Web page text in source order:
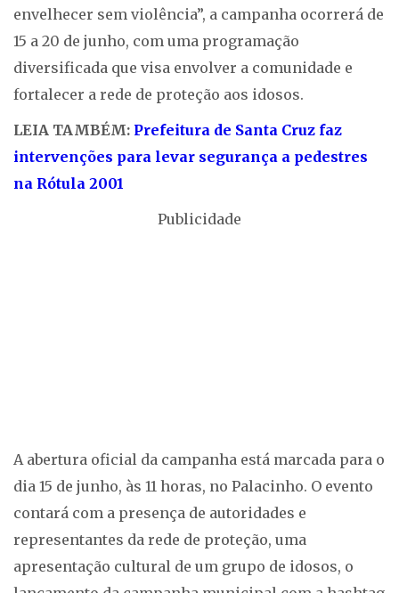
envelhecer sem violência”, a campanha ocorrerá de
15 a 20 de junho, com uma programação
diversificada que visa envolver a comunidade e
fortalecer a rede de proteção aos idosos.
LEIA TAMBÉM: Prefeitura de Santa Cruz faz
intervenções para levar segurança a pedestres
na Rótula 2001
Publicidade
A abertura oficial da campanha está marcada para o
dia 15 de junho, às 11 horas, no Palacinho. O evento
contará com a presença de autoridades e
representantes da rede de proteção, uma
apresentação cultural de um grupo de idosos, o